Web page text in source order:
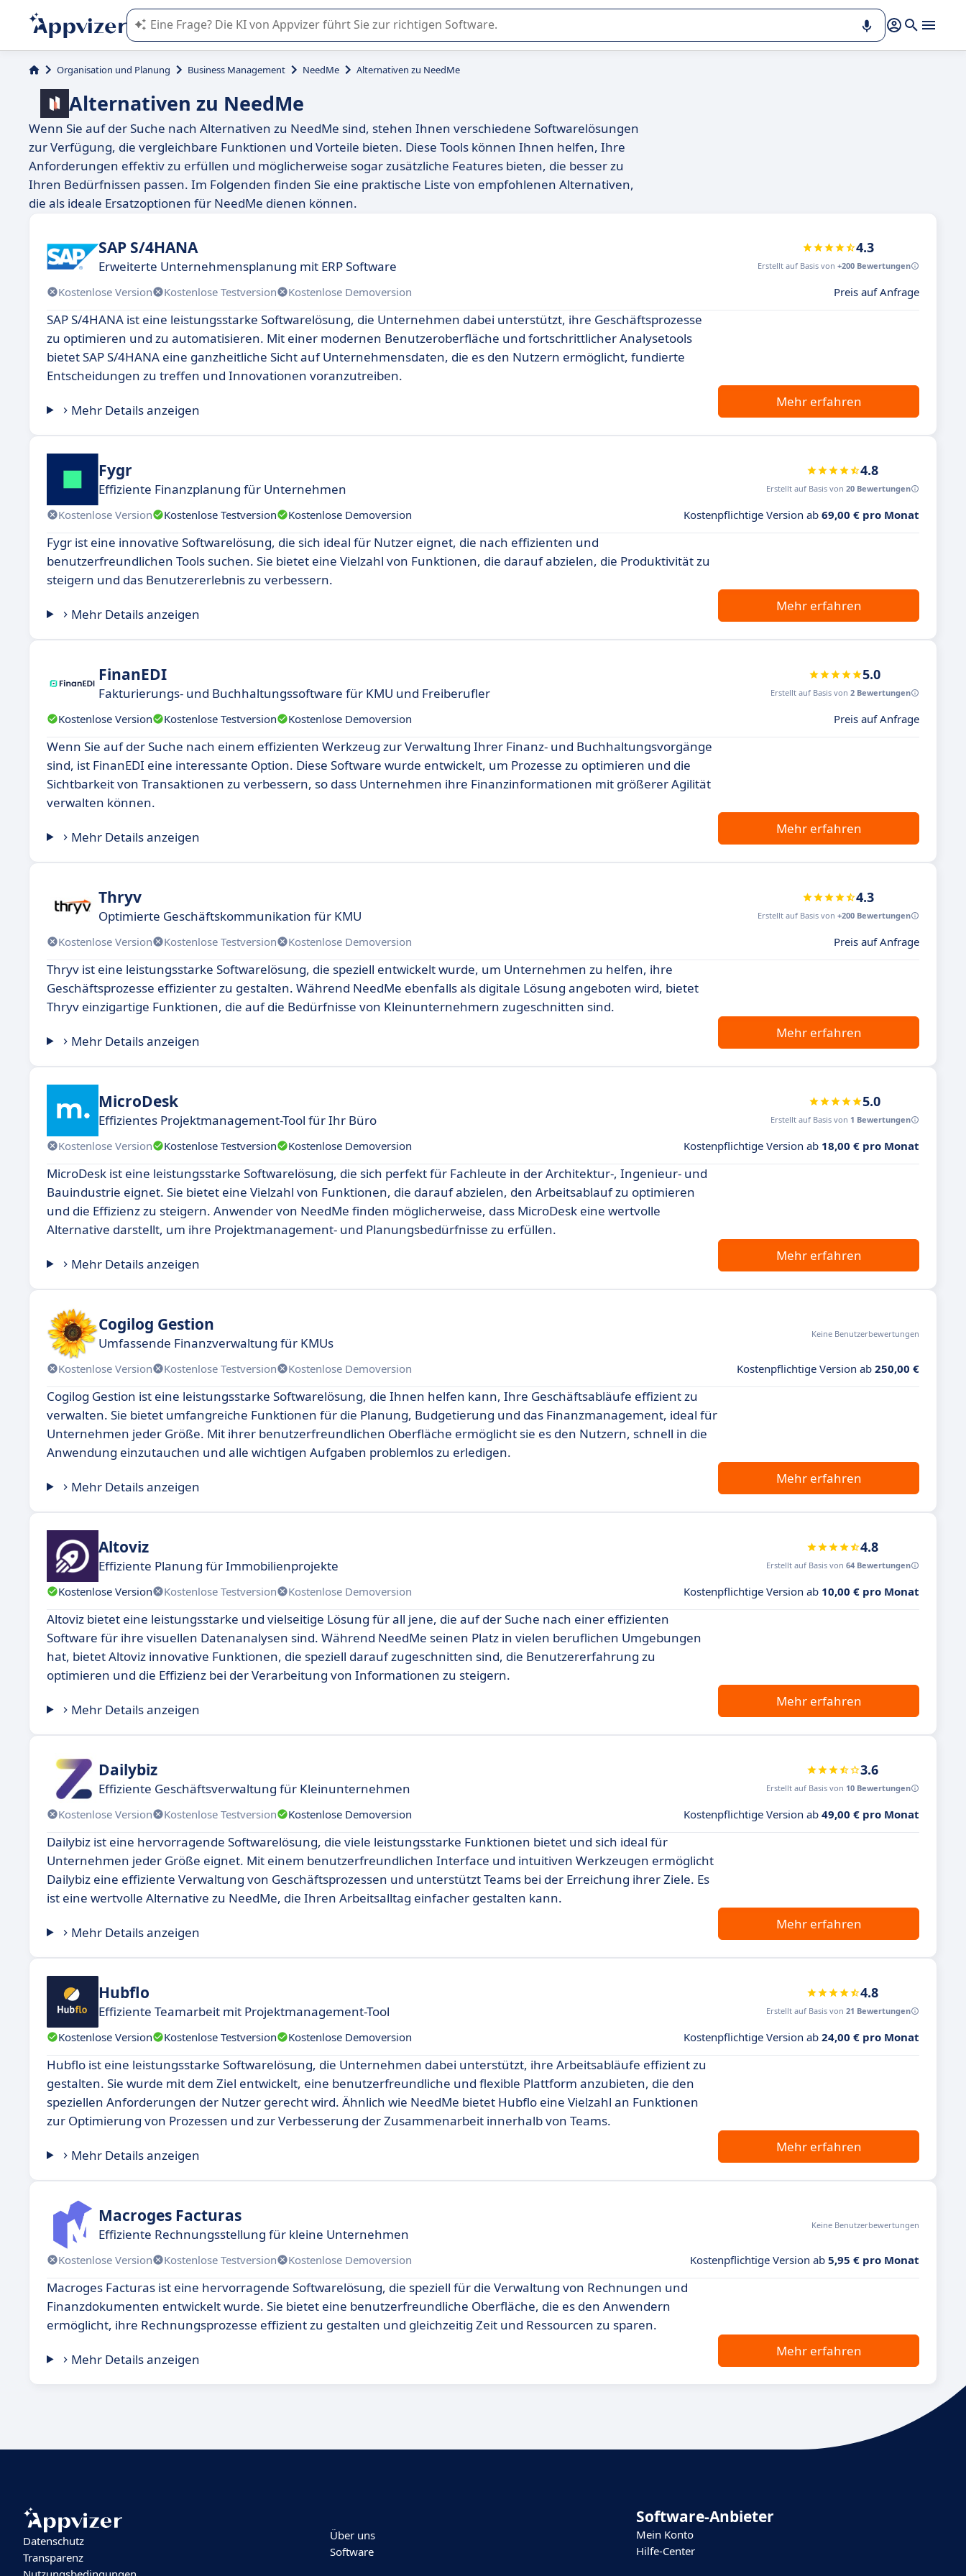
Die KI von Appvizer führt Sie bei der Nutzung oder Auswahl von SaaS-Software in Unternehmen.
Organisation und Planung Business Management NeedMe Alternativen zu NeedMe
Alternativen zu NeedMe
Wenn Sie auf der Suche nach Alternativen zu NeedMe sind, stehen Ihnen verschiedene Softwarelösungen
zur Verfügung, die vergleichbare Funktionen und Vorteile bieten. Diese Tools können Ihnen helfen, Ihre
Anforderungen effektiv zu erfüllen und möglicherweise sogar zusätzliche Features bieten, die besser zu
Ihren Bedürfnissen passen. Im Folgenden finden Sie eine praktische Liste von empfohlenen Alternativen,
die als ideale Ersatzoptionen für NeedMe dienen können.
SAP S/4HANA
Erweiterte Unternehmensplanung mit ERP Software
4.3
Erstellt auf Basis von +200 Bewertungen
Kostenlose Version Kostenlose Testversion Kostenlose Demoversion Preis auf Anfrage
SAP S/4HANA ist eine leistungsstarke Softwarelösung, die Unternehmen dabei unterstützt, ihre Geschäftsprozesse
zu optimieren und zu automatisieren. Mit einer modernen Benutzeroberfläche und fortschrittlicher Analysetools
bietet SAP S/4HANA eine ganzheitliche Sicht auf Unternehmensdaten, die es den Nutzern ermöglicht, fundierte
Entscheidungen zu treffen und Innovationen voranzutreiben.
Mehr Details anzeigen
Mehr erfahren
Fygr
Effiziente Finanzplanung für Unternehmen
4.8
Erstellt auf Basis von 20 Bewertungen
Kostenlose Version Kostenlose Testversion Kostenlose Demoversion Kostenpflichtige Version ab 69,00 € pro Monat
Fygr ist eine innovative Softwarelösung, die sich ideal für Nutzer eignet, die nach effizienten und
benutzerfreundlichen Tools suchen. Sie bietet eine Vielzahl von Funktionen, die darauf abzielen, die Produktivität zu
steigern und das Benutzererlebnis zu verbessern.
Mehr Details anzeigen
Mehr erfahren
FinanEDI
Fakturierungs- und Buchhaltungssoftware für KMU und Freiberufler
5.0
Erstellt auf Basis von 2 Bewertungen
Kostenlose Version Kostenlose Testversion Kostenlose Demoversion Preis auf Anfrage
Wenn Sie auf der Suche nach einem effizienten Werkzeug zur Verwaltung Ihrer Finanz- und Buchhaltungsvorgänge
sind, ist FinanEDI eine interessante Option. Diese Software wurde entwickelt, um Prozesse zu optimieren und die
Sichtbarkeit von Transaktionen zu verbessern, so dass Unternehmen ihre Finanzinformationen mit größerer Agilität
verwalten können.
Mehr Details anzeigen
Mehr erfahren
Thryv
Optimierte Geschäftskommunikation für KMU
4.3
Erstellt auf Basis von +200 Bewertungen
Kostenlose Version Kostenlose Testversion Kostenlose Demoversion Preis auf Anfrage
Thryv ist eine leistungsstarke Softwarelösung, die speziell entwickelt wurde, um Unternehmen zu helfen, ihre
Geschäftsprozesse effizienter zu gestalten. Während NeedMe ebenfalls als digitale Lösung angeboten wird, bietet
Thryv einzigartige Funktionen, die auf die Bedürfnisse von Kleinunternehmern zugeschnitten sind.
Mehr Details anzeigen
Mehr erfahren
MicroDesk
Effizientes Projektmanagement-Tool für Ihr Büro
5.0
Erstellt auf Basis von 1 Bewertungen
Kostenlose Version Kostenlose Testversion Kostenlose Demoversion Kostenpflichtige Version ab 18,00 € pro Monat
MicroDesk ist eine leistungsstarke Softwarelösung, die sich perfekt für Fachleute in der Architektur-, Ingenieur- und
Bauindustrie eignet. Sie bietet eine Vielzahl von Funktionen, die darauf abzielen, den Arbeitsablauf zu optimieren
und die Effizienz zu steigern. Anwender von NeedMe finden möglicherweise, dass MicroDesk eine wertvolle
Alternative darstellt, um ihre Projektmanagement- und Planungsbedürfnisse zu erfüllen.
Mehr Details anzeigen
Mehr erfahren
Cogilog Gestion
Umfassende Finanzverwaltung für KMUs
Keine Benutzerbewertungen
Kostenlose Version Kostenlose Testversion Kostenlose Demoversion Kostenpflichtige Version ab 250,00 €
Cogilog Gestion ist eine leistungsstarke Softwarelösung, die Ihnen helfen kann, Ihre Geschäftsabläufe effizient zu
verwalten. Sie bietet umfangreiche Funktionen für die Planung, Budgetierung und das Finanzmanagement, ideal für
Unternehmen jeder Größe. Mit ihrer benutzerfreundlichen Oberfläche ermöglicht sie es den Nutzern, schnell in die
Anwendung einzutauchen und alle wichtigen Aufgaben problemlos zu erledigen.
Mehr Details anzeigen
Mehr erfahren
Altoviz
Effiziente Planung für Immobilienprojekte
4.8
Erstellt auf Basis von 64 Bewertungen
Kostenlose Version Kostenlose Testversion Kostenlose Demoversion Kostenpflichtige Version ab 10,00 € pro Monat
Altoviz bietet eine leistungsstarke und vielseitige Lösung für all jene, die auf der Suche nach einer effizienten
Software für ihre visuellen Datenanalysen sind. Während NeedMe seinen Platz in vielen beruflichen Umgebungen
hat, bietet Altoviz innovative Funktionen, die speziell darauf zugeschnitten sind, die Benutzererfahrung zu
optimieren und die Effizienz bei der Verarbeitung von Informationen zu steigern.
Mehr Details anzeigen
Mehr erfahren
Dailybiz
Effiziente Geschäftsverwaltung für Kleinunternehmen
3.6
Erstellt auf Basis von 10 Bewertungen
Kostenlose Version Kostenlose Testversion Kostenlose Demoversion Kostenpflichtige Version ab 49,00 € pro Monat
Dailybiz ist eine hervorragende Softwarelösung, die viele leistungsstarke Funktionen bietet und sich ideal für
Unternehmen jeder Größe eignet. Mit einem benutzerfreundlichen Interface und intuitiven Werkzeugen ermöglicht
Dailybiz eine effiziente Verwaltung von Geschäftsprozessen und unterstützt Teams bei der Erreichung ihrer Ziele. Es
ist eine wertvolle Alternative zu NeedMe, die Ihren Arbeitsalltag einfacher gestalten kann.
Mehr Details anzeigen
Mehr erfahren
Hubflo
Effiziente Teamarbeit mit Projektmanagement-Tool
4.8
Erstellt auf Basis von 21 Bewertungen
Kostenlose Version Kostenlose Testversion Kostenlose Demoversion Kostenpflichtige Version ab 24,00 € pro Monat
Hubflo ist eine leistungsstarke Softwarelösung, die Unternehmen dabei unterstützt, ihre Arbeitsabläufe effizient zu
gestalten. Sie wurde mit dem Ziel entwickelt, eine benutzerfreundliche und flexible Plattform anzubieten, die den
speziellen Anforderungen der Nutzer gerecht wird. Ähnlich wie NeedMe bietet Hubflo eine Vielzahl an Funktionen
zur Optimierung von Prozessen und zur Verbesserung der Zusammenarbeit innerhalb von Teams.
Mehr Details anzeigen
Mehr erfahren
Macroges Facturas
Effiziente Rechnungsstellung für kleine Unternehmen
Keine Benutzerbewertungen
Kostenlose Version Kostenlose Testversion Kostenlose Demoversion Kostenpflichtige Version ab 5,95 € pro Monat
Macroges Facturas ist eine hervorragende Softwarelösung, die speziell für die Verwaltung von Rechnungen und
Finanzdokumenten entwickelt wurde. Sie bietet eine benutzerfreundliche Oberfläche, die es den Anwendern
ermöglicht, ihre Rechnungsprozesse effizient zu gestalten und gleichzeitig Zeit und Ressourcen zu sparen.
Mehr Details anzeigen
Mehr erfahren
Datenschutz
Transparenz
Über uns
Software
Software-Anbieter
Mein Konto
Hilfe-Center